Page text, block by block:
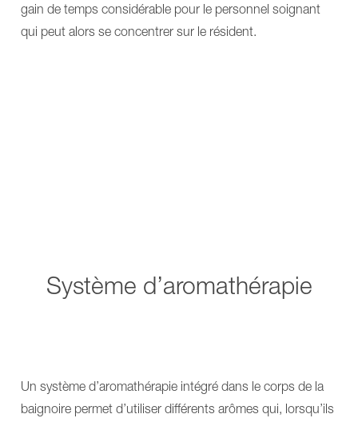
gain de temps considérable pour le personnel soignant
qui peut alors se concentrer sur le résident.
Système d’aromathérapie
Un système d’aromathérapie intégré dans le corps de la
baignoire permet d’utiliser différents arômes qui, lorsqu’ils